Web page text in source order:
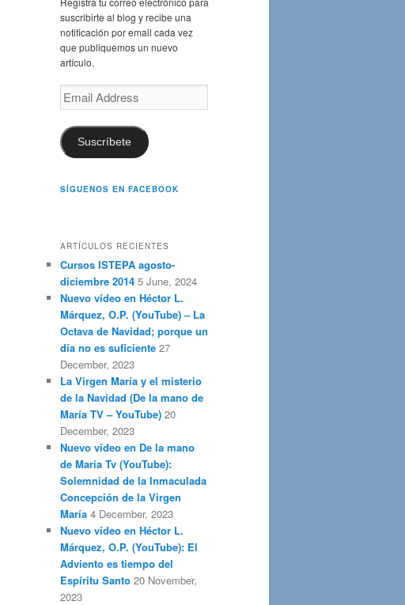
suscribirte al blog y recibe una
notificación por email cada vez
que publiquemos un nuevo
artículo.
Email
Address
Suscríbete
SÍGUENOS EN FACEBOOK
ARTÍCULOS RECIENTES
Cursos ISTEPA agosto-
diciembre 2014 5 June, 2024
Nuevo vídeo en Héctor L.
Márquez, O.P. (YouTube) – La
Octava de Navidad; porque un
día no es suficiente 27
December, 2023
La Virgen María y el misterio
de la Navidad (De la mano de
María TV – YouTube) 20
December, 2023
Nuevo vídeo en De la mano
de María Tv (YouTube):
Solemnidad de la Inmaculada
Concepción de la Virgen
María 4 December, 2023
Nuevo vídeo en Héctor L.
Márquez, O.P. (YouTube): El
Adviento es tiempo del
Espíritu Santo 20 November,
2023